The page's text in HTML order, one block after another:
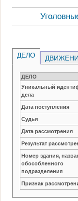
ДЕЛО
ДЕЛО
Уникальный
дела
Дата поступления
Судья
Дата рассмотрения
Результат
Номер здания,
обособленного
подразделения
Признак